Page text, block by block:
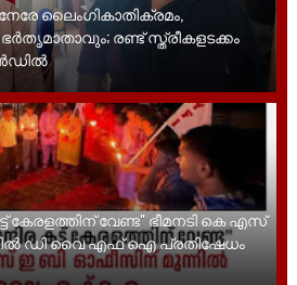
ലൈം​ഗികാതിക്രമം,
രണ്ട് സ്ത്രീകളടക്കം
കേരളത്തിന് വേണ്ട" ഭീമനടി കെ എസ്
ഡി വൈ എഫ് ഐ പ്രതിഷേധം